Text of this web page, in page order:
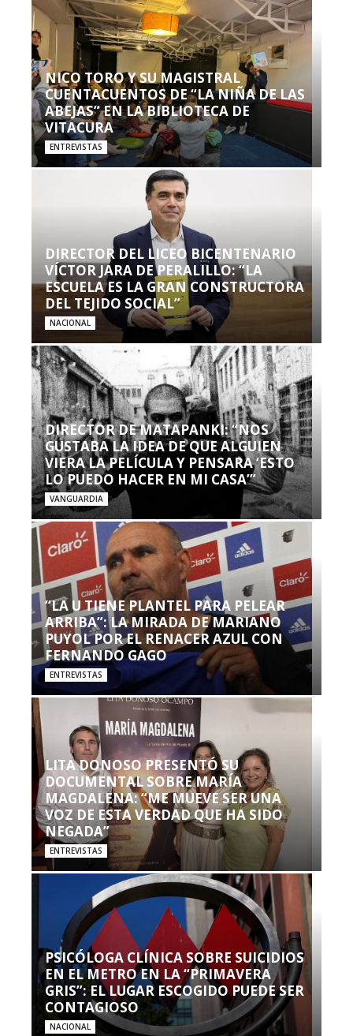
NICO TORO Y SU MAGISTRAL
CUENTACUENTOS DE “LA NIÑA DE LAS
ABEJAS” EN LA BIBLIOTECA DE
VITACURA
ENTREVISTAS
DIRECTOR DEL LICEO BICENTENARIO
VÍCTOR JARA DE PERALILLO: “LA
ESCUELA ES LA GRAN CONSTRUCTORA
DEL TEJIDO SOCIAL”
NACIONAL
DIRECTOR DE MATAPANKI: “NOS
GUSTABA LA IDEA DE QUE ALGUIEN
VIERA LA PELÍCULA Y PENSARA ‘ESTO
LO PUEDO HACER EN MI CASA’”
VANGUARDIA
“LA U TIENE PLANTEL PARA PELEAR
ARRIBA”: LA MIRADA DE MARIANO
PUYOL POR EL RENACER AZUL CON
FERNANDO GAGO
ENTREVISTAS
LITA DONOSO PRESENTÓ SU
DOCUMENTAL SOBRE MARÍA
MAGDALENA: “ME MUEVE SER UNA
VOZ DE ESTA VERDAD QUE HA SIDO
NEGADA”
ENTREVISTAS
PSICÓLOGA CLÍNICA SOBRE SUICIDIOS
EN EL METRO EN LA “PRIMAVERA
GRIS”: EL LUGAR ESCOGIDO PUEDE SER
CONTAGIOSO
NACIONAL